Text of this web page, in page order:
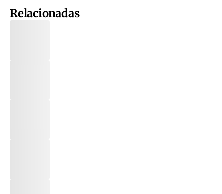
Relacionadas